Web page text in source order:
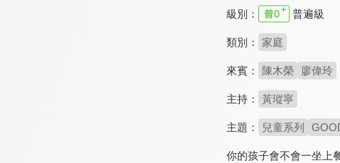
級別： 普遍級
類別： 家庭
來賓： 陳木榮 廖偉玲
主持： 黃瑽寧
主題： 兒童系列
你的孩子會不會一坐上